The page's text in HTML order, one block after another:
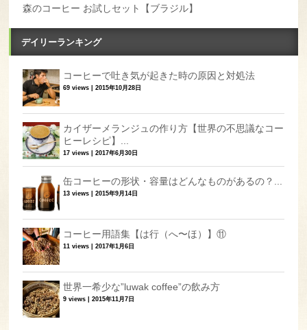
森のコーヒー お試しセット【ブラジル】
デイリーランキング
コーヒーで吐き気が起きた時の原因と対処法
69 views |2015年10月28日
カイザーメランジュの作り方【世界の不思議なコー
ヒーレシピ】...
17 views |2017年6月30日
缶コーヒーの形状・容量はどんなものがあるの？...
13 views |2015年9月14日
コーヒー用語集【は行（へ〜ほ）】⑪
11 views |2017年1月6日
世界一希少な”luwak coffee”の飲み方
9 views |2015年11月7日